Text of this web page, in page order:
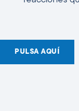
PULSA AQUÍ